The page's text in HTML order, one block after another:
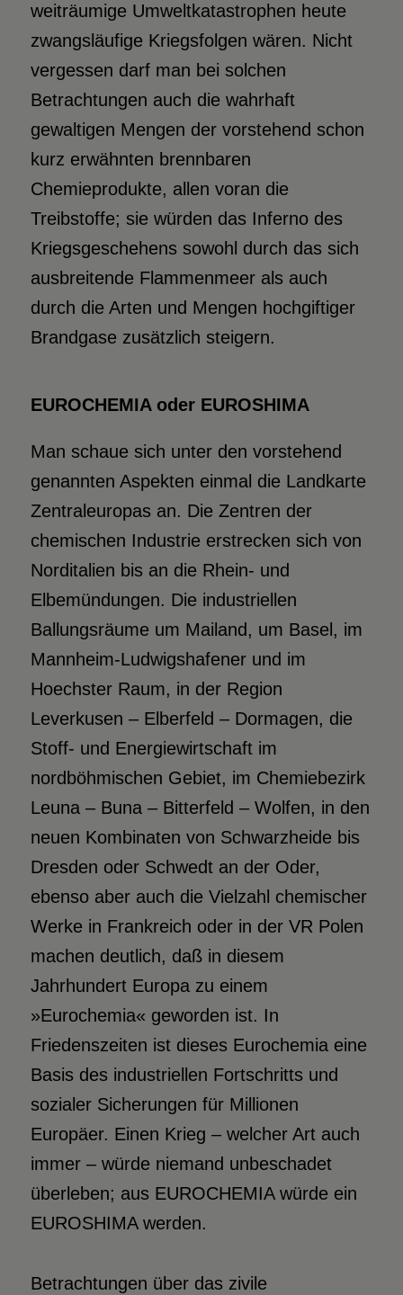
weiträumige Umweltkatastrophen heute
zwangsläufige Kriegsfolgen wären. Nicht
vergessen darf man bei solchen
Betrachtungen auch die wahrhaft
gewaltigen Mengen der vorstehend schon
kurz erwähnten brennbaren
Chemieprodukte, allen voran die
Treibstoffe; sie würden das Inferno des
Kriegsgeschehens sowohl durch das sich
ausbreitende Flammenmeer als auch
durch die Arten und Mengen hochgiftiger
Brandgase zusätzlich steigern.
EUROCHEMIA oder EUROSHIMA
Man schaue sich unter den vorstehend
genannten Aspekten einmal die Landkarte
Zentraleuropas an. Die Zentren der
chemischen Industrie erstrecken sich von
Norditalien bis an die Rhein- und
Elbemündungen. Die industriellen
Ballungsräume um Mailand, um Basel, im
Mannheim-Ludwigshafener und im
Hoechster Raum, in der Region
Leverkusen – Elberfeld – Dormagen, die
Stoff- und Energiewirtschaft im
nordböhmischen Gebiet, im Chemiebezirk
Leuna – Buna – Bitterfeld – Wolfen, in den
neuen Kombinaten von Schwarzheide bis
Dresden oder Schwedt an der Oder,
ebenso aber auch die Vielzahl chemischer
Werke in Frankreich oder in der VR Polen
machen deutlich, daß in diesem
Jahrhundert Europa zu einem
»Eurochemia« geworden ist. In
Friedenszeiten ist dieses Eurochemia eine
Basis des industriellen Fortschritts und
sozialer Sicherungen für Millionen
Europäer. Einen Krieg – welcher Art auch
immer – würde niemand unbeschadet
überleben; aus EUROCHEMIA würde ein
EUROSHIMA werden.
Betrachtungen über das zivile